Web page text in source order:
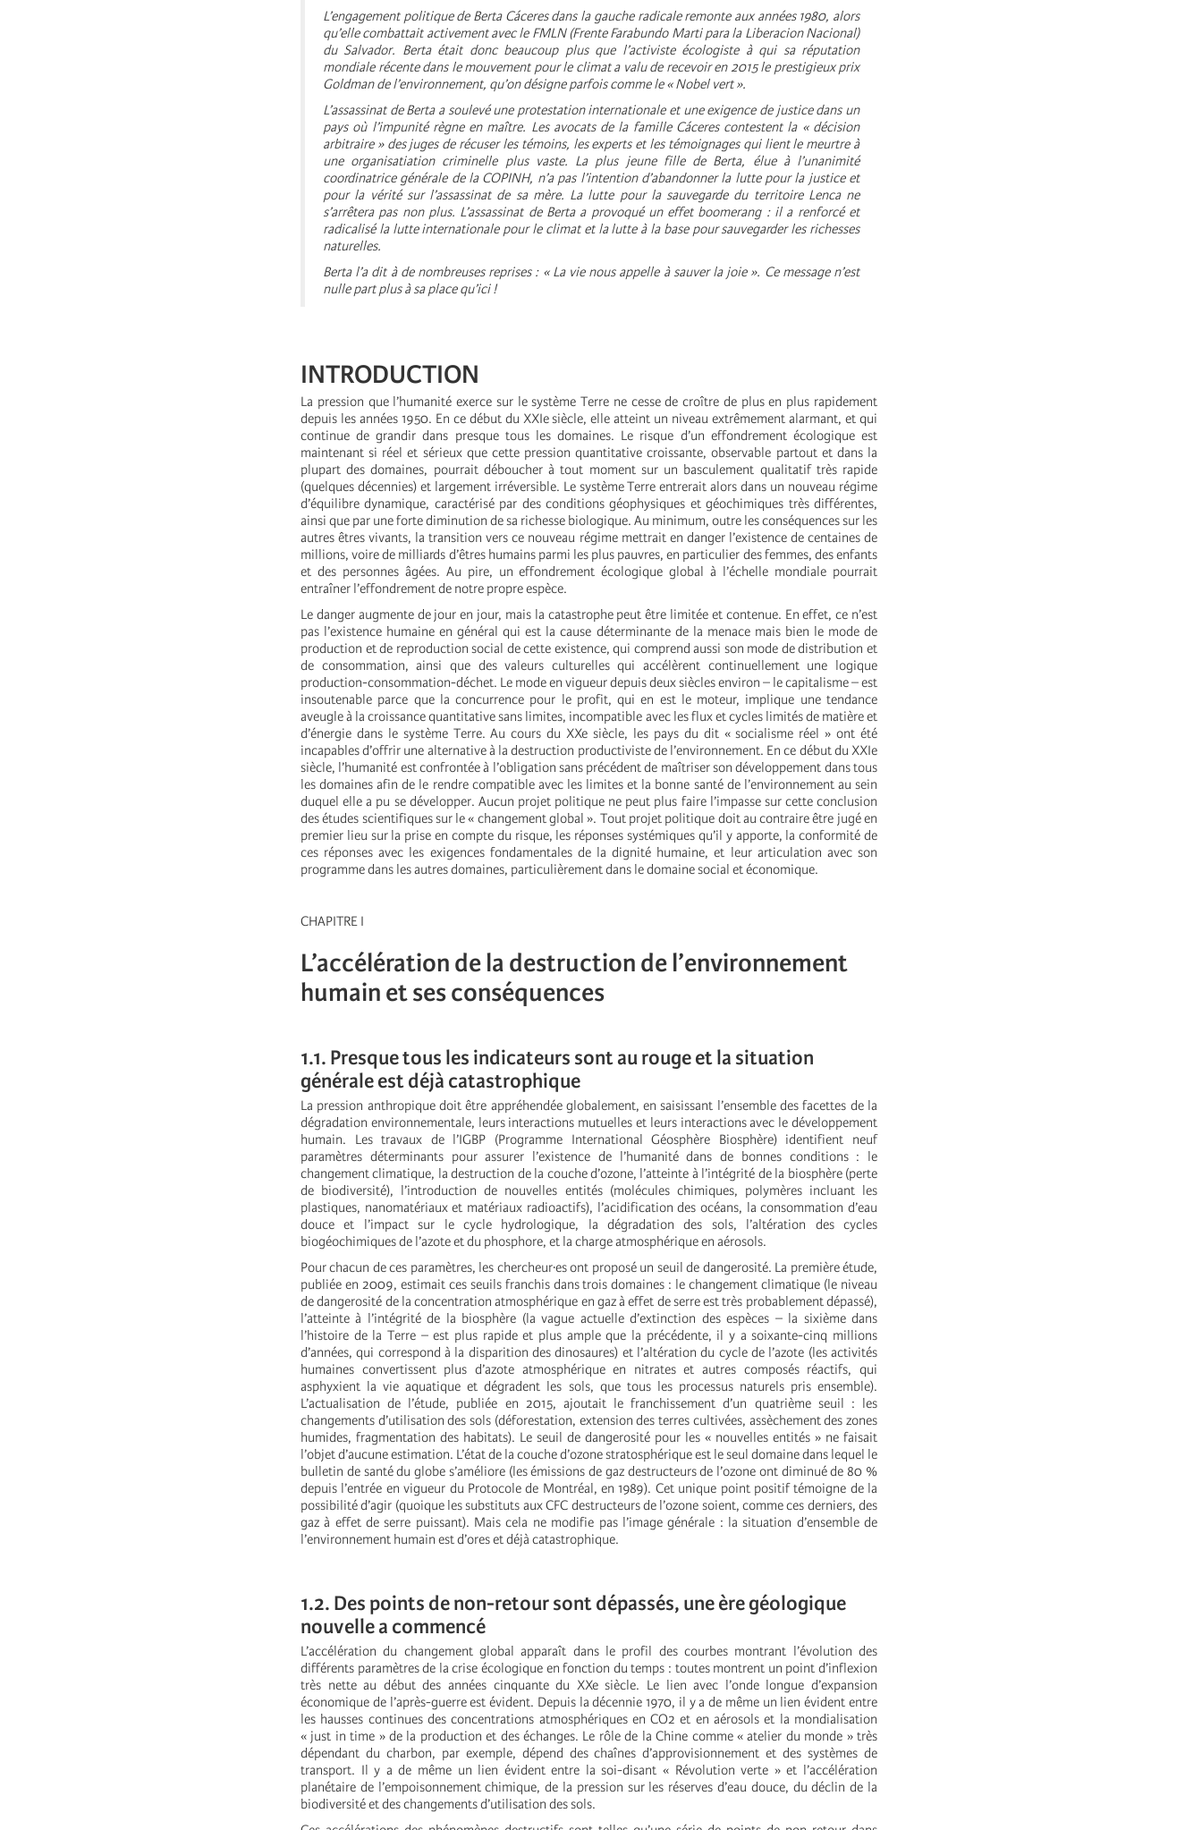
L’engagement politique de Berta Cáceres dans la gauche radicale remonte aux années 1980, alors
qu’elle combattait activement avec le FMLN (Frente Farabundo Marti para la Liberacion Nacional)
du Salvador. Berta était donc beaucoup plus que l’activiste écologiste à qui sa réputation
mondiale récente dans le mouvement pour le climat a valu de recevoir en 2015 le prestigieux prix
Goldman de l’environnement, qu’on désigne parfois comme le « Nobel vert ».
L’assassinat de Berta a soulevé une protestation internationale et une exigence de justice dans un
pays où l’impunité règne en maître. Les avocats de la famille Cáceres contestent la « décision
arbitraire » des juges de récuser les témoins, les experts et les témoignages qui lient le meurtre à
une organisatiation criminelle plus vaste. La plus jeune fille de Berta, élue à l’unanimité
coordinatrice générale de la COPINH, n’a pas l’intention d’abandonner la lutte pour la justice et
pour la vérité sur l’assassinat de sa mère. La lutte pour la sauvegarde du territoire Lenca ne
s’arrêtera pas non plus. L’assassinat de Berta a provoqué un effet boomerang : il a renforcé et
radicalisé la lutte internationale pour le climat et la lutte à la base pour sauvegarder les richesses
naturelles.
Berta l’a dit à de nombreuses reprises : « La vie nous appelle à sauver la joie ». Ce message n’est
nulle part plus à sa place qu’ici !
INTRODUCTION
La pression que l’humanité exerce sur le système Terre ne cesse de croître de plus en plus rapidement
depuis les années 1950. En ce début du XXIe siècle, elle atteint un niveau extrêmement alarmant, et qui
continue de grandir dans presque tous les domaines. Le risque d’un effondrement écologique est
maintenant si réel et sérieux que cette pression quantitative croissante, observable partout et dans la
plupart des domaines, pourrait déboucher à tout moment sur un basculement qualitatif très rapide
(quelques décennies) et largement irréversible. Le système Terre entrerait alors dans un nouveau régime
d’équilibre dynamique, caractérisé par des conditions géophysiques et géochimiques très différentes,
ainsi que par une forte diminution de sa richesse biologique. Au minimum, outre les conséquences sur les
autres êtres vivants, la transition vers ce nouveau régime mettrait en danger l’existence de centaines de
millions, voire de milliards d’êtres humains parmi les plus pauvres, en particulier des femmes, des enfants
et des personnes âgées. Au pire, un effondrement écologique global à l’échelle mondiale pourrait
entraîner l’effondrement de notre propre espèce.
Le danger augmente de jour en jour, mais la catastrophe peut être limitée et contenue. En effet, ce n’est
pas l’existence humaine en général qui est la cause déterminante de la menace mais bien le mode de
production et de reproduction social de cette existence, qui comprend aussi son mode de distribution et
de consommation, ainsi que des valeurs culturelles qui accélèrent continuellement une logique
production-consommation-déchet. Le mode en vigueur depuis deux siècles environ – le capitalisme – est
insoutenable parce que la concurrence pour le profit, qui en est le moteur, implique une tendance
aveugle à la croissance quantitative sans limites, incompatible avec les flux et cycles limités de matière et
d’énergie dans le système Terre. Au cours du XXe siècle, les pays du dit « socialisme réel » ont été
incapables d’offrir une alternative à la destruction productiviste de l’environnement. En ce début du XXIe
siècle, l’humanité est confrontée à l’obligation sans précédent de maîtriser son développement dans tous
les domaines afin de le rendre compatible avec les limites et la bonne santé de l’environnement au sein
duquel elle a pu se développer. Aucun projet politique ne peut plus faire l’impasse sur cette conclusion
des études scientifiques sur le « changement global ». Tout projet politique doit au contraire être jugé en
premier lieu sur la prise en compte du risque, les réponses systémiques qu’il y apporte, la conformité de
ces réponses avec les exigences fondamentales de la dignité humaine, et leur articulation avec son
programme dans les autres domaines, particulièrement dans le domaine social et économique.
CHAPITRE I
L’accélération de la destruction de l’environnement
humain et ses conséquences
1.1. Presque tous les indicateurs sont au rouge et la situation
générale est déjà catastrophique
La pression anthropique doit être appréhendée globalement, en saisissant l’ensemble des facettes de la
dégradation environnementale, leurs interactions mutuelles et leurs interactions avec le développement
humain. Les travaux de l’IGBP (Programme International Géosphère Biosphère) identifient neuf
paramètres déterminants pour assurer l’existence de l’humanité dans de bonnes conditions : le
changement climatique, la destruction de la couche d’ozone, l’atteinte à l’intégrité de la biosphère (perte
de biodiversité), l’introduction de nouvelles entités (molécules chimiques, polymères incluant les
plastiques, nanomatériaux et matériaux radioactifs), l’acidification des océans, la consommation d’eau
douce et l’impact sur le cycle hydrologique, la dégradation des sols, l’altération des cycles
biogéochimiques de l’azote et du phosphore, et la charge atmosphérique en aérosols.
Pour chacun de ces paramètres, les chercheur·es ont proposé un seuil de dangerosité. La première étude,
publiée en 2009, estimait ces seuils franchis dans trois domaines : le changement climatique (le niveau
de dangerosité de la concentration atmosphérique en gaz à effet de serre est très probablement dépassé),
l’atteinte à l’intégrité de la biosphère (la vague actuelle d’extinction des espèces – la sixième dans
l’histoire de la Terre – est plus rapide et plus ample que la précédente, il y a soixante-cinq millions
d’années, qui correspond à la disparition des dinosaures) et l’altération du cycle de l’azote (les activités
humaines convertissent plus d’azote atmosphérique en nitrates et autres composés réactifs, qui
asphyxient la vie aquatique et dégradent les sols, que tous les processus naturels pris ensemble).
L’actualisation de l’étude, publiée en 2015, ajoutait le franchissement d’un quatrième seuil : les
changements d’utilisation des sols (déforestation, extension des terres cultivées, assèchement des zones
humides, fragmentation des habitats). Le seuil de dangerosité pour les « nouvelles entités » ne faisait
l’objet d’aucune estimation. L’état de la couche d’ozone stratosphérique est le seul domaine dans lequel le
bulletin de santé du globe s’améliore (les émissions de gaz destructeurs de l’ozone ont diminué de 80 %
depuis l’entrée en vigueur du Protocole de Montréal, en 1989). Cet unique point positif témoigne de la
possibilité d’agir (quoique les substituts aux CFC destructeurs de l’ozone soient, comme ces derniers, des
gaz à effet de serre puissant). Mais cela ne modifie pas l’image générale : la situation d’ensemble de
l’environnement humain est d’ores et déjà catastrophique.
1.2. Des points de non-retour sont dépassés, une ère géologique
nouvelle a commencé
L’accélération du changement global apparaît dans le profil des courbes montrant l’évolution des
différents paramètres de la crise écologique en fonction du temps : toutes montrent un point d’inflexion
très nette au début des années cinquante du XXe siècle. Le lien avec l’onde longue d’expansion
économique de l’après-guerre est évident. Depuis la décennie 1970, il y a de même un lien évident entre
les hausses continues des concentrations atmosphériques en CO2 et en aérosols et la mondialisation
« just in time » de la production et des échanges. Le rôle de la Chine comme « atelier du monde » très
dépendant du charbon, par exemple, dépend des chaînes d’approvisionnement et des systèmes de
transport. Il y a de même un lien évident entre la soi-disant « Révolution verte » et l’accélération
planétaire de l’empoisonnement chimique, de la pression sur les réserves d’eau douce, du déclin de la
biodiversité et des changements d’utilisation des sols.